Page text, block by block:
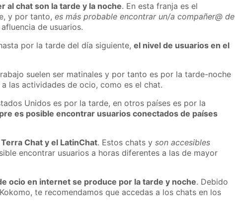
al chat son la tarde y la noche. En esta franja es el
y por tanto,es más probable encontrar un/a compañer@ de
de usuarios.
por la tarde del día siguiente,el nivel de usuarios en el
suelen ser matinales y por tanto es por la tarde-noche
las actividades de ocio, como es el chat.
Unidos es por la tarde, en otros países es por la
es posible encontrar usuarios conectados de países
Chat y el LatinChat. Estos chats yson accesibles
encontrar usuarios a horas diferentes a las de mayor
ocio en internet se produce por la tarde y noche. Debido
te recomendamos que accedas a los chats en los